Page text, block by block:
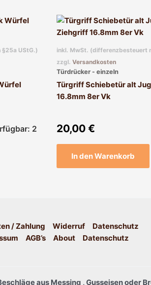
UStG.)
2
inkl. MwSt. (differenzbesteuert
zzgl. Versandkosten
Türdrücker - einzeln
Türgriff Schiebetür alt
16.8mm 8er Vk
20,00 €
In den Warenkorb
/ Zahlung Widerruf
Datenschutz
AGB’s About Datenschutz
aus Messing , Gusseisen oder